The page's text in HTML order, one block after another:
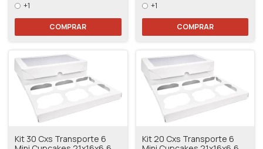
+1
COMPRAR
+1
COMPRAR
Kit 30 Cxs Transporte 6
Kit 20 Cxs Transporte 6